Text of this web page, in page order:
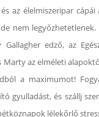
az élelmiszeripar
nem
edző, az
Marty az elméleti
a maximumot!
gyulladást, és szállj
lélekőrlő